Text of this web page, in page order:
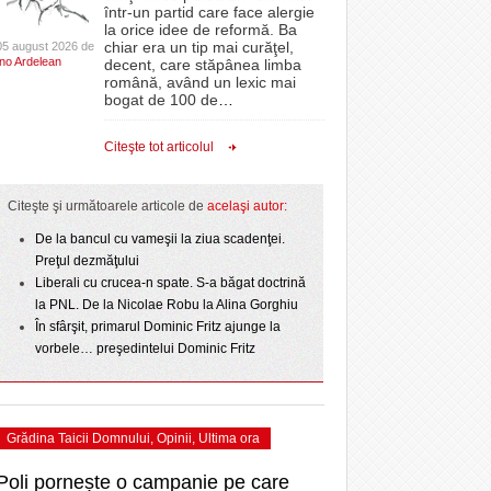
la
- 3 August 2026
cu o victorie
- 25 July 2026
o echipă de
Ziua Timișoarei – City Celebration. Programul
ultimei zile
- 3 August 2026
Sărbătoarea continuă! Zeci de mii de oameni
View all
proiectelor derulate de instituție din fonduri
europene/FOTO
ANAF oferă persoanelor fizice posibilitatea să
beneficieze de Declarația Unică 212
2025
CLIPURI VIDEO
JOCURI ONLINE
DIVERSE
FARMACII DIN
GRĂDINIŢE DIN TIMIŞ
PRIMĂRIILE DIN TIMIŞ
SFATUL MEDICULUI
SFATURI JURIDICE
august 2026 de
Ardelean
într-un partid care face alergie
la orice idee de reformă. Ba
chiar era un tip mai curăţel,
decent, care stăpânea limba
română, având un lexic mai
bogat de 100 de
Citeşte tot articolul
Citeşte şi următoarele articole de acelaşi autor:
De la bancul cu vameşii la ziua scadenţei.
Preţul dezmăţului
Liberali cu crucea-n spate. S-a băgat doctrină
la PNL. De la Nicolae Robu la Alina Gorghiu
În sfârşit, primarul Dominic Fritz ajunge la
vorbele… preşedintelui Dominic Fritz
Grădina Taicii Domnului, Opinii, Ultima ora
pornește o campanie pe care